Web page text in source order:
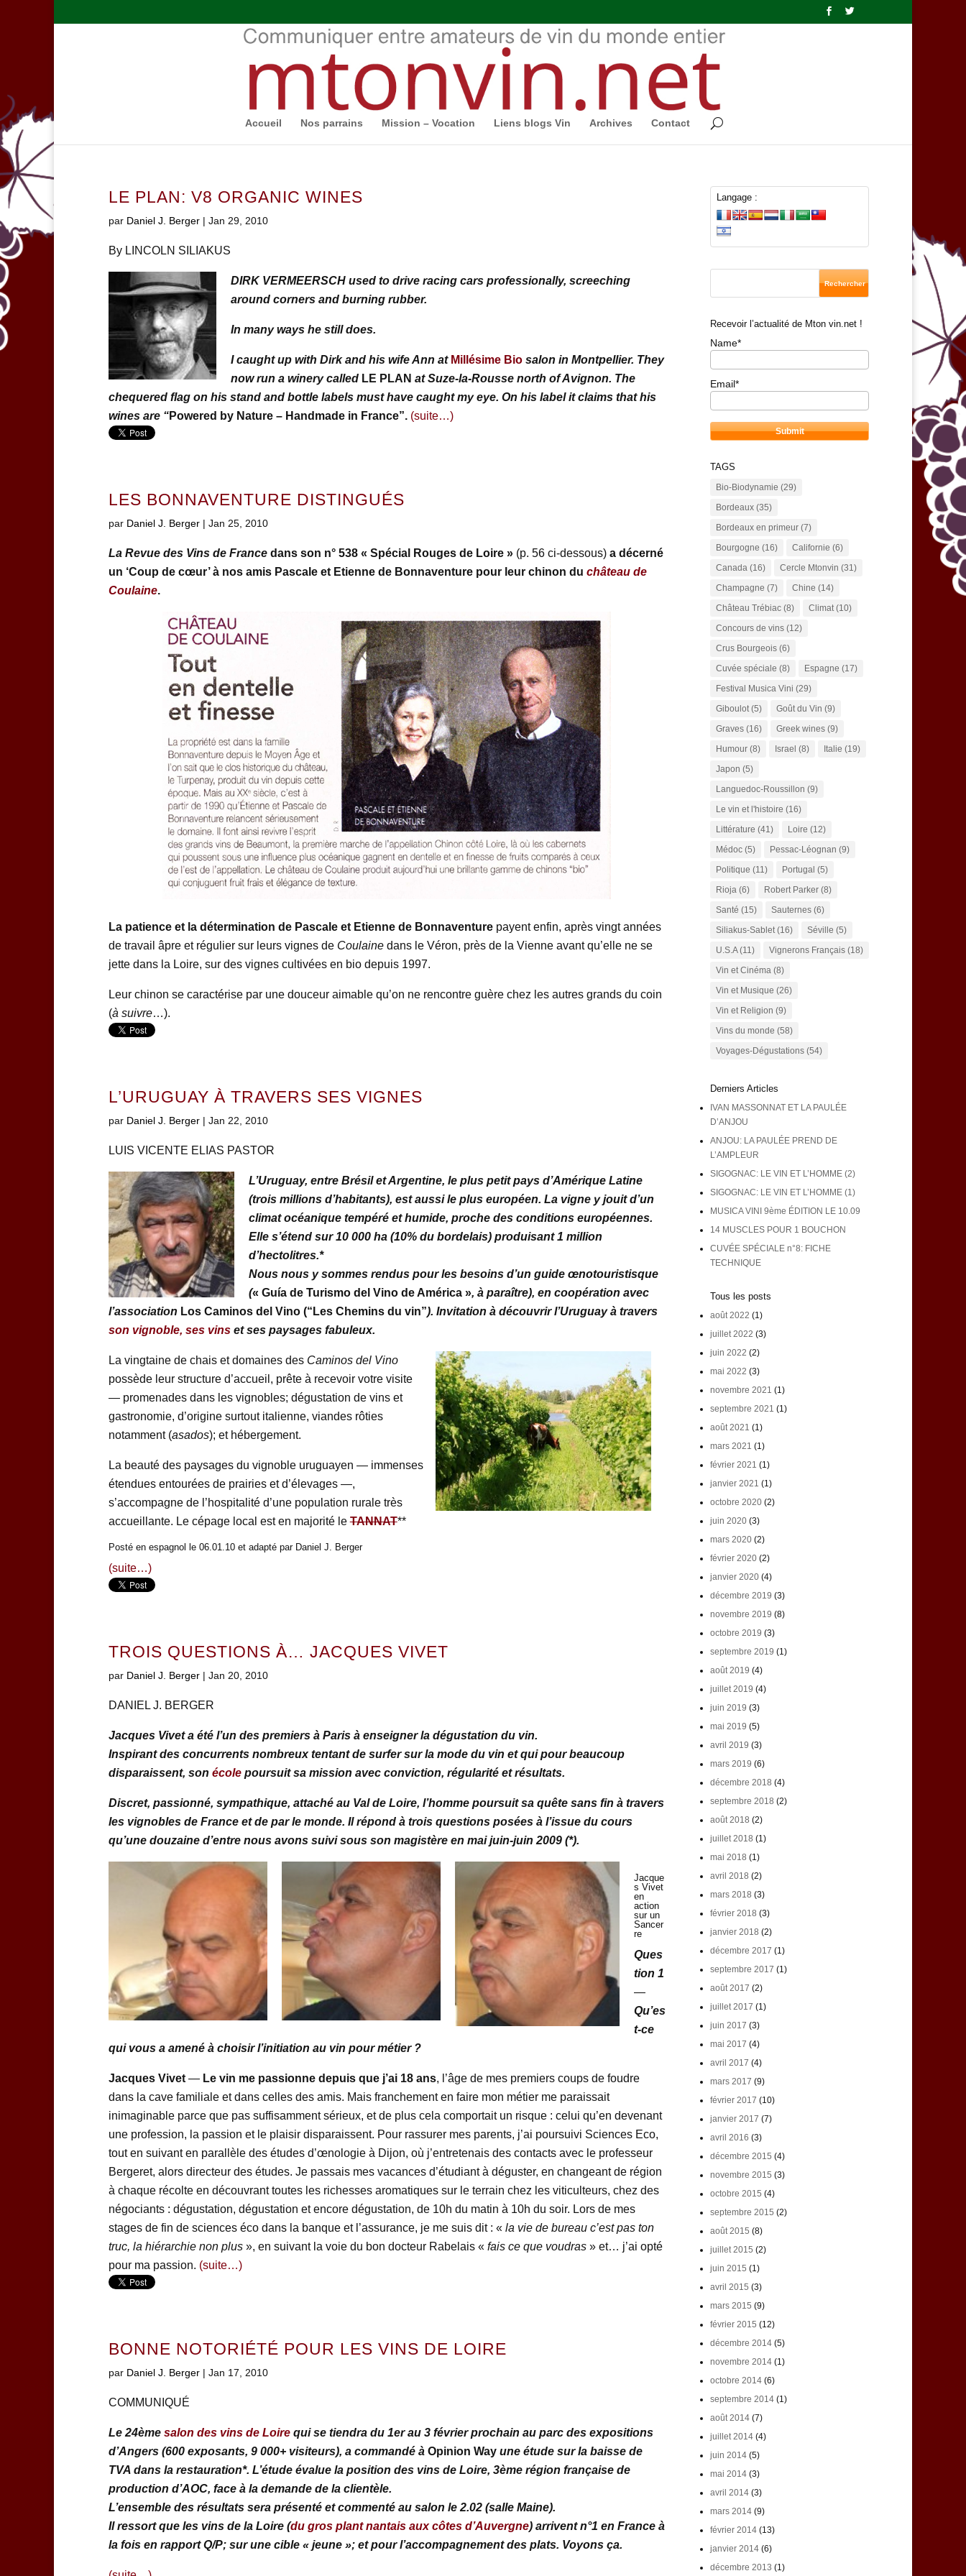
Accueil Nos parrains Mission – Vocation Liens blogs Vin Archives Contact
LE PLAN: V8 ORGANIC WINES
par Daniel J. Berger| Jan 29, 2010
By LINCOLN SILIAKUS
DIRK VERMEERSCH used to drive racing cars professionally, screeching
around corners and burning rubber.
In many ways he still does.
I caught up with Dirk and his wife Ann at Millésime Biosalon in Montpellier. They
now run a winery called LE PLAN at Suze-la-Rousse north of Avignon. The
chequered flag on his stand and bottle labels must have caught my eye. On his label it claims that his
wines are “Powered by Nature – Handmade in France”. (suite…)
LES BONNAVENTURE DISTINGUÉS
par Daniel J. Berger| Jan 25, 2010
La Revue des Vins de Francedans son n° 538 « Spécial Rouges de Loire » (p. 56 ci-dessous)a décerné
un ‘Coup de cœur’ à nos amis Pascale et Etienne de Bonnaventure pour leur chinon du château de
Coulaine.
La patience et la détermination de Pascale et Etienne de Bonnaventurepayent enfin, après vingt années
de travail âpre et régulier sur leurs vignes de Coulainedans le Véron, près de la Vienne avant qu’elle ne se
jette dans la Loire, sur des vignes cultivées en bio depuis 1997.
Leur chinon se caractérise par une douceur aimable qu’on ne rencontre guère chez les autres grands du coin
(à suivre…).
L’URUGUAY À TRAVERS SES VIGNES
par Daniel J. Berger| Jan 22, 2010
LUIS VICENTE ELIAS PASTOR
L’Uruguay, entre Brésil et Argentine, le plus petit pays d’Amérique Latine
(trois millions d’habitants), est aussi le plus européen. La vigne y jouit d’un
climat océanique tempéré et humide, proche des conditions européennes.
Elle s’étend sur 10 000 ha (10% du bordelais) produisant 1 million
d’hectolitres.*
Nous nous y sommes rendus pour les besoins d’un guide œnotouristisque
(« Guía de Turismo del Vino de América », à paraître), en coopération avec
l’association Los Caminos del Vino (“Les Chemins du vin”). Invitation à découvrir l’Uruguay à travers
son vignoble, ses vinset ses paysages fabuleux.
La vingtaine de chais et domaines des Caminos del Vino
possède leur structure d’accueil, prête à recevoir votre visite
— promenades dans les vignobles; dégustation de vins et
gastronomie, d’origine surtout italienne, viandes rôties
notamment (asados); et hébergement.
La beauté des paysages du vignoble uruguayen — immenses
étendues entourées de prairies et d’élevages —,
s’accompagne de l’hospitalité d’une population rurale très
accueillante. Le cépage local est en majorité leTANNAT**
Posté en espagnol le 06.01.10 et adapté par Daniel J. Berger
(suite…)
TROIS QUESTIONS À… JACQUES VIVET
par Daniel J. Berger| Jan 20, 2010
DANIEL J. BERGER
Jacques Vivet a été l’un des premiers à Paris à enseigner la dégustation du vin.
Inspirant des concurrents nombreux tentant de surfer sur la mode du vin et qui pour beaucoup
disparaissent, son écolepoursuit sa mission avec conviction, régularité et résultats.
Discret, passionné, sympathique, attaché au Val de Loire, l’homme poursuit sa quête sans fin à travers
les vignobles de France et de par le monde. Il répond à trois questions posées à l’issue du cours
qu’une douzaine d’entre nous avons suivi sous son magistère en mai juin-juin 2009 (*).
Jacque
s Vivet
en
action
sur un
Sancer
re
Ques
tion 1
—
Qu’es
t-ce
qui vous a amené à choisir l’initiation au vin pour métier ?
Jacques Vivet — Le vin me passionne depuis que j’ai 18 ans, l’âge de mes premiers coups de foudre
dans la cave familiale et dans celles des amis. Mais franchement en faire mon métier me paraissait
inimaginable parce que pas suffisamment sérieux, et de plus cela comportait un risque : celui qu’en devenant
une profession, la passion et le plaisir disparaissent. Pour rassurer mes parents, j’ai poursuivi Sciences Eco,
tout en suivant en parallèle des études d’œnologie à Dijon, où j’entretenais des contacts avec le professeur
Bergeret, alors directeur des études. Je passais mes vacances d’étudiant à déguster, en changeant de région
à chaque récolte en découvrant toutes les richesses aromatiques sur le terrain chez les viticulteurs, chez des
négociants : dégustation, dégustation et encore dégustation, de 10h du matin à 10h du soir. Lors de mes
stages de fin de sciences éco dans la banque et l’assurance, je me suis dit : « la vie de bureau c’est pas ton
truc, la hiérarchie non plus», en suivant la voie du bon docteur Rabelais « fais ce que voudras» et… j’ai opté
pour ma passion. (suite…)
BONNE NOTORIÉTÉ POUR LES VINS DE LOIRE
par Daniel J. Berger| Jan 17, 2010
COMMUNIQUÉ
Le 24ème salon des vins de Loirequi se tiendra du 1er au 3 février prochain au parc des expositions
d’Angers (600 exposants, 9 000+ visiteurs), a commandé à Opinion Way une étudesur la baisse de
TVA dans la restauration*. L’étude évalue la position des vins de Loire, 3ème région française de
production d’AOC, face à la demande de la clientèle.
L’ensemble des résultats sera présenté et commenté au salon le 2.02 (salle Maine).
Il ressort que les vins de la Loire (du gros plant nantais aux côtes d’Auvergne) arrivent n°1 en France à
la fois en rapport Q/P; sur une cible « jeune »; et pour l’accompagnement des plats. Voyons ça.
Langage :
Recevoir l’actualité de Mton vin.net !
Name*
Email*
TAGS
Bio-Biodynamie (29)
Bordeaux(35)
Bordeaux en primeur(7)
Bourgogne (16) Californie (6)
Canada(16) Cercle Mtonvin (31)
Champagne (7) Chine (14)
Château Trébiac(8) Climat(10)
Concours de vins(12)
Crus Bourgeois(6)
Cuvée spéciale (8) Espagne (17)
Festival Musica Vini (29)
Giboulot(5) Goût du Vin (9)
Graves(16) Greek wines(9)
Humour(8) Israel (8) Italie (19)
Japon (5)
Languedoc-Roussillon (9)
Le vin et l'histoire (16)
Littérature (41) Loire (12)
Médoc(5) Pessac-Léognan (9)
Politique (11) Portugal (5)
Rioja(6) Robert Parker(8)
Santé (15) Sauternes(6)
Siliakus-Sablet(16) Séville (5)
U.S.A(11) Vignerons Français(18)
Vin et Cinéma(8)
Vin et Musique (26)
Vin et Religion (9)
Vins du monde (58)
Voyages-Dégustations(54)
Derniers Articles
IVAN MASSONNAT ET LA PAULÉE
D’ANJOU
ANJOU: LA PAULÉE PREND DE
L’AMPLEUR
SIGOGNAC: LE VIN ET L’HOMME (2)
SIGOGNAC: LE VIN ET L’HOMME (1)
MUSICA VINI 9ème ÉDITION LE 10.09
14 MUSCLES POUR 1 BOUCHON
CUVÉE SPÉCIALE n°8: FICHE
TECHNIQUE
Tous les posts
août 2022 (1)
juillet 2022 (3)
juin 2022 (2)
mai 2022 (3)
novembre 2021 (1)
septembre 2021 (1)
août 2021 (1)
mars 2021 (1)
février 2021 (1)
janvier 2021 (1)
octobre 2020(2)
juin 2020(3)
mars 2020(2)
février 2020(2)
janvier 2020(4)
décembre 2019 (3)
novembre 2019 (8)
octobre 2019 (3)
septembre 2019 (1)
août 2019 (4)
juillet 2019 (4)
juin 2019 (3)
mai 2019 (5)
avril 2019 (3)
mars 2019 (6)
décembre 2018 (4)
septembre 2018 (2)
août 2018 (2)
juillet 2018 (1)
mai 2018 (1)
avril 2018 (2)
mars 2018 (3)
février 2018 (3)
janvier 2018 (2)
décembre 2017 (1)
septembre 2017 (1)
août 2017 (2)
juillet 2017 (1)
juin 2017 (3)
mai 2017 (4)
avril 2017 (4)
mars 2017 (9)
février 2017 (10)
janvier 2017 (7)
avril 2016 (3)
décembre 2015 (4)
novembre 2015 (3)
octobre 2015 (4)
septembre 2015 (2)
août 2015 (8)
juillet 2015 (2)
juin 2015 (1)
avril 2015 (3)
mars 2015 (9)
février 2015 (12)
décembre 2014(5)
novembre 2014(1)
octobre 2014(6)
septembre 2014(1)
août 2014(7)
juillet 2014(4)
juin 2014(5)
mai 2014(3)
avril 2014(3)
mars 2014(9)
février 2014(13)
janvier 2014(6)
décembre 2013 (1)